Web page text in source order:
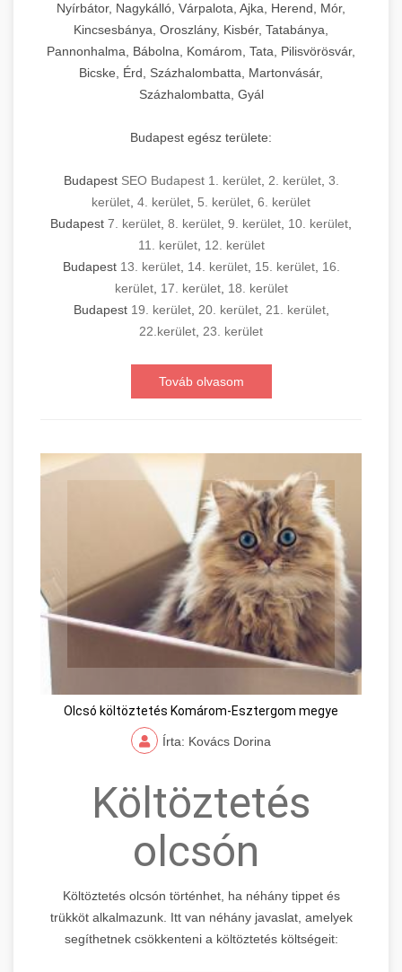
Nyírbátor, Nagykálló, Várpalota, Ajka, Herend, Mór,
Kincsesbánya, Oroszlány, Kisbér, Tatabánya,
Pannonhalma, Bábolna, Komárom, Tata, Pilisvörösvár,
Bicske, Érd, Százhalombatta, Martonvásár,
Százhalombatta, Gyál
Budapest egész területe:
Budapest SEO Budapest 1. kerület, 2. kerület, 3.
kerület, 4. kerület, 5. kerület, 6. kerület
Budapest 7. kerület, 8. kerület, 9. kerület, 10. kerület,
11. kerület, 12. kerület
Budapest 13. kerület, 14. kerület, 15. kerület, 16.
kerület, 17. kerület, 18. kerület
Budapest 19. kerület, 20. kerület, 21. kerület,
22.kerület, 23. kerület
Továb olvasom
Olcsó költöztetés Komárom-Esztergom megye
Írta: Kovács Dorina
Költöztetés
olcsón
Költöztetés olcsón történhet, ha néhány tippet és
trükköt alkalmazunk. Itt van néhány javaslat, amelyek
segíthetnek csökkenteni a költöztetés költségeit: